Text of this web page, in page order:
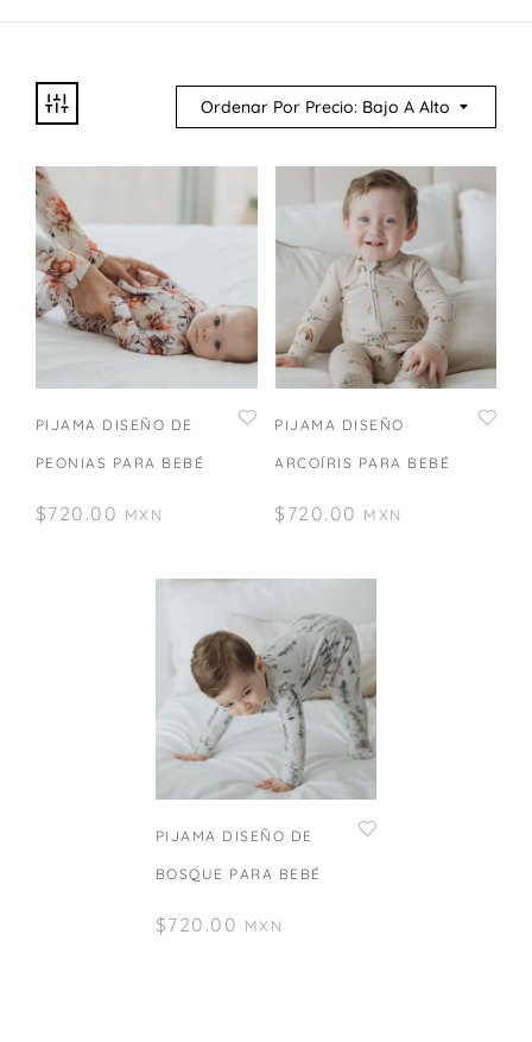
Ordenar Por Precio: Bajo A Alto
PIJAMA DISEÑO DE
PEONIAS PARA BEBÉ
$720.00 MXN
PIJAMA DISEÑO
ARCOÍRIS PARA BEBÉ
$ 720.00 MXN
PIJAMA DISEÑO DE
BOSQUE PARA BEBÉ
$720.00 MXN